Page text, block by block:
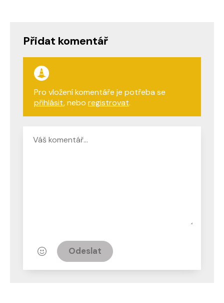
Přidat komentář
Pro vložení komentáře je potřeba se
přihlásit, nebo registrovat.
Odeslat